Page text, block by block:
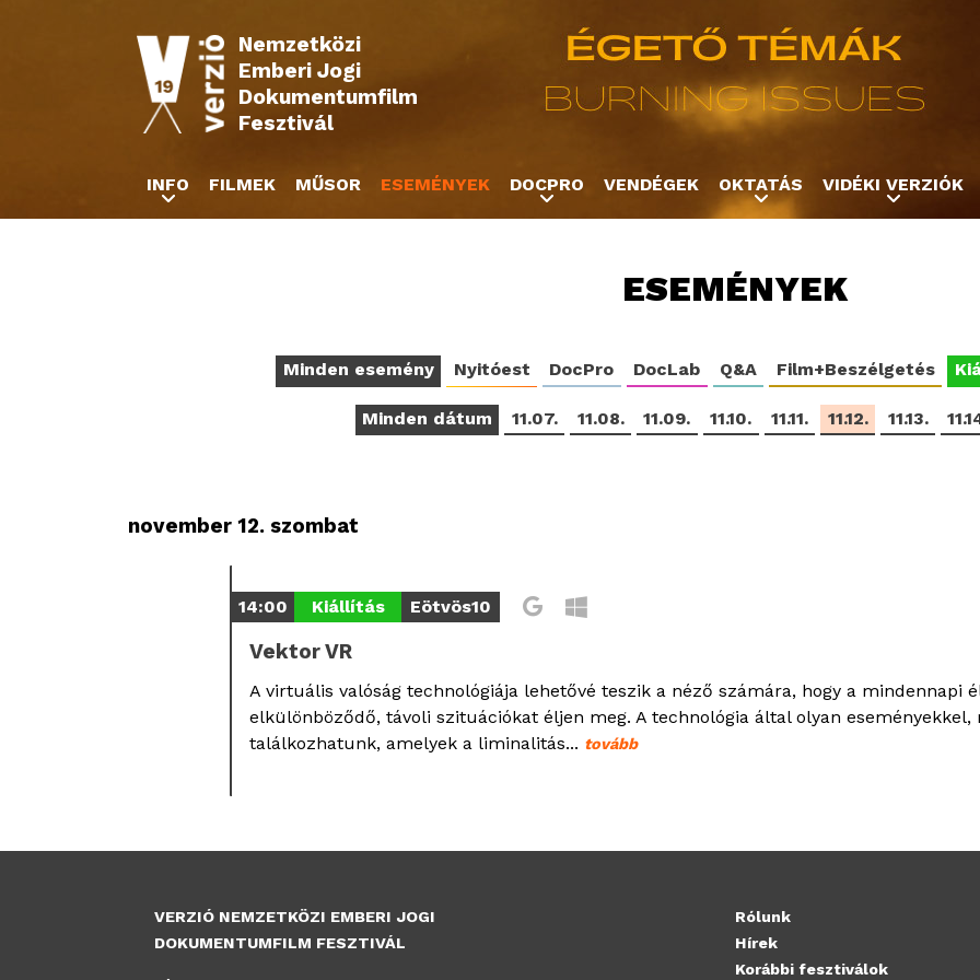
Nemzetközi
Emberi Jogi
Dokumentumfilm
Fesztivál
ESEMÉNYEK
Minden esemény Nyitóest DocPro DocLab Q&A Film+Beszélgetés
Minden dátum 11.07. 11.08. 11.09. 11.10. 11.11. 11.12. 11.13.
november 12. szombat
14:00 Kiállítás Eötvös10
Vektor VR
A virtuális valóság technológiája lehetővé teszik a néző számára, hogy a mindennapi
elkülönböződő, távoli szituációkat éljen meg. A technológia által olyan eseményekkel,
találkozhatunk, amelyek a liminalitás... tovább
INFO FILMEK MŰSOR ESEMÉNYEK DOCPRO VENDÉGEK OKTATÁS VIDÉKI VERZIÓK
VERZIÓ NEMZETKÖZI EMBERI JOGI
DOKUMENTUMFILM FESZTIVÁL
Rólunk
Hírek
Korábbi fesztiválok